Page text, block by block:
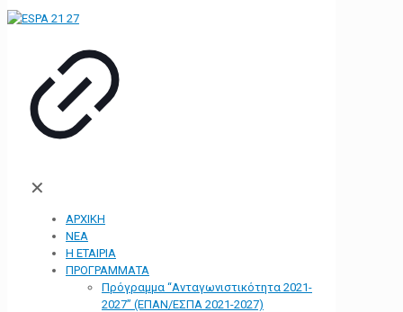
✕
ΑΡΧΙΚΗ
ΝΕΑ
Η ΕΤΑΙΡΙΑ
ΠΡΟΓΡΑΜΜΑΤΑ
Πρόγραμμα “Ανταγωνιστικότητα 2021-
2027” (ΕΠΑΝ/ΕΣΠΑ 2021-2027)